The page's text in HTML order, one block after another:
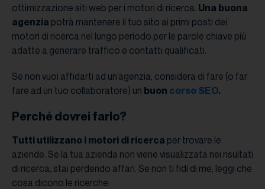
ottimizzazione siti web per i motori di ricerca. Una buona
agenzia potrà mantenere il tuo sito ai primi posti dei
motori di ricerca nel lungo periodo per le parole chiave più
adatte a generare traffico e contatti qualificati.
Se non vuoi affidarti ad un’agenzia, considera di fare (o far
fare ad un tuo collaboratore) un buon corso SEO.
Perché dovrei farlo?
Tutti utilizzano i motori di ricerca per trovare le
aziende. Se la tua azienda non viene visualizzata nei risultati
di ricerca, stai perdendo affari. Se non ti fidi di me, leggi che
cosa dicono le ricerche: